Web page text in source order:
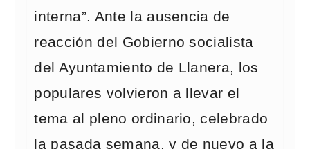
interna”. Ante la ausencia de
reacción del Gobierno socialista
del Ayuntamiento de Llanera, los
populares volvieron a llevar el
tema al pleno ordinario, celebrado
la pasada semana, y de nuevo a la